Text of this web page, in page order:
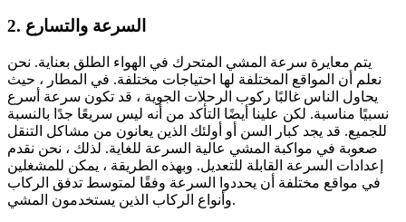
2. السرعة والتسارع
يتم معايرة سرعة المشي المتحرك في الهواء الطلق بعناية. نحن
نعلم أن المواقع المختلفة لها احتياجات مختلفة. في المطار ، حيث
يحاول الناس غالبًا ركوب الرحلات الجوية ، قد تكون سرعة أسرع
نسبيًا مناسبة. لكن علينا أيضًا التأكد من أنه ليس سريعًا جدًا بالنسبة
للجميع. قد يجد كبار السن أو أولئك الذين يعانون من مشاكل التنقل
صعوبة في مواكبة المشي عالية السرعة للغاية. لذلك ، نحن نقدم
إعدادات السرعة القابلة للتعديل. وبهذه الطريقة ، يمكن للمشغلين
في مواقع مختلفة أن يحددوا السرعة وفقًا لمتوسط ​​تدفق الركاب
وأنواع الركاب الذين يستخدمون المشي.